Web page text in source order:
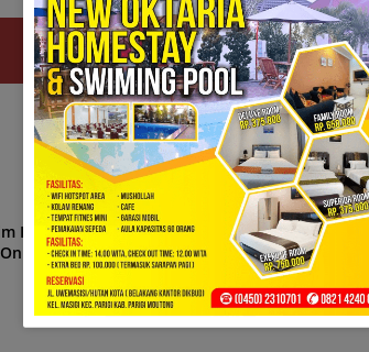
Blokir 14 Ribu
Tiap Hari
TEKNOLOGI
Benua Hilang dari Indonesia
Telah Ditemukan